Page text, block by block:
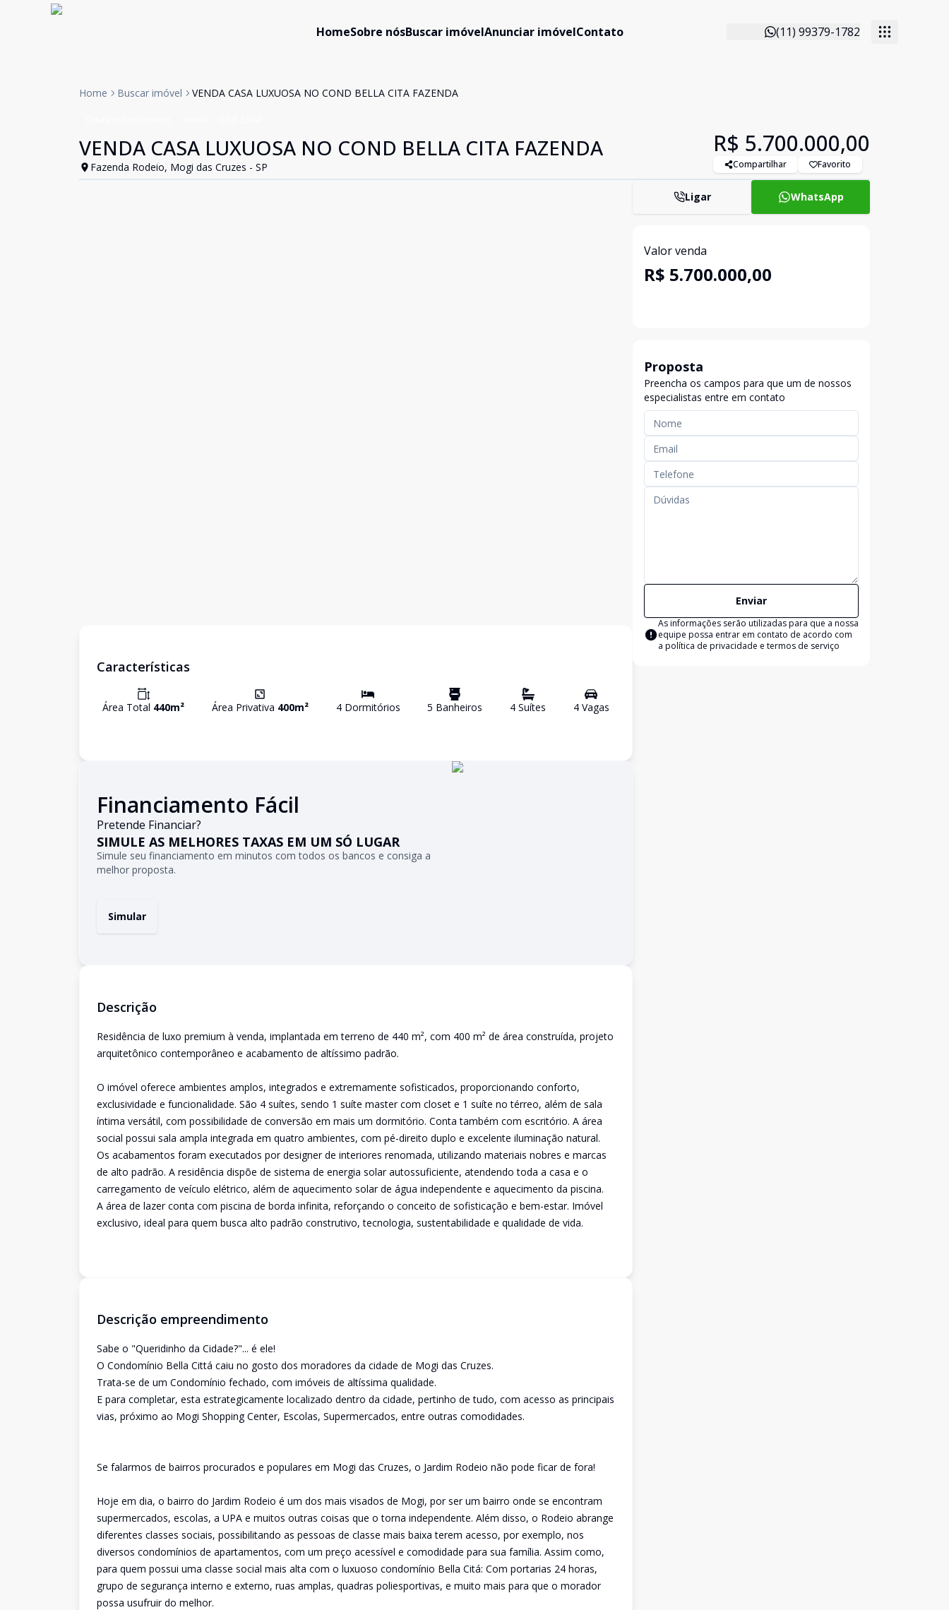
HomeSobre nósBuscar imóvelAnunciar imóvelContato (11) 99379-1782
Home Buscar imóvel VENDA CASA LUXUOSA NO COND BELLA CITA FAZENDA
VENDA CASA LUXUOSA NO COND BELLA CITA FAZENDA
Fazenda Rodeio, Mogi das Cruzes - SP
R$ 5.700.000,00
Compartilhar Favorito
Características
Área Total 440m² Área Privativa 400m² 4Dormitórios 5 Banheiros 4 Suítes 4Vagas
Financiamento Fácil
Pretende Financiar?
SIMULE AS MELHORES TAXAS EM UM SÓ LUGAR
Simule seu financiamento em minutos com todos os bancos e consiga a
melhor proposta.
Simular
Descrição
Residência de luxo premium à venda, implantada em terreno de 440 m², com 400 m² de área construída, projeto
arquitetônico contemporâneo e acabamento de altíssimo padrão.
O imóvel oferece ambientes amplos, integrados e extremamente sofisticados, proporcionando conforto,
exclusividade e funcionalidade. São 4 suítes, sendo 1 suíte master com closet e 1 suíte no térreo, além de sala
íntima versátil, com possibilidade de conversão em mais um dormitório. Conta também com escritório. A área
social possui sala ampla integrada em quatro ambientes, com pé-direito duplo e excelente iluminação natural.
Os acabamentos foram executados por designer de interiores renomada, utilizando materiais nobres e marcas
de alto padrão. A residência dispõe de sistema de energia solar autossuficiente, atendendo toda a casa e o
carregamento de veículo elétrico, além de aquecimento solar de água independente e aquecimento da piscina.
A área de lazer conta com piscina de borda infinita, reforçando o conceito de sofisticação e bem-estar. Imóvel
exclusivo, ideal para quem busca alto padrão construtivo, tecnologia, sustentabilidade e qualidade de vida.
Descrição empreendimento
Sabe o "Queridinho da Cidade?"... é ele!
O Condomínio Bella Cittá caiu no gosto dos moradores da cidade de Mogi das Cruzes.
Trata-se de um Condomínio fechado, com imóveis de altíssima qualidade.
E para completar, esta estrategicamente localizado dentro da cidade, pertinho de tudo, com acesso as principais
vias, próximo ao Mogi Shopping Center, Escolas, Supermercados, entre outras comodidades.
Se falarmos de bairros procurados e populares em Mogi das Cruzes, o Jardim Rodeio não pode ficar de fora!
Hoje em dia, o bairro do Jardim Rodeio é um dos mais visados de Mogi, por ser um bairro onde se encontram
supermercados, escolas, a UPA e muitos outras coisas que o torna independente. Além disso, o Rodeio abrange
diferentes classes sociais, possibilitando as pessoas de classe mais baixa terem acesso, por exemplo, nos
diversos condomínios de apartamentos, com um preço acessível e comodidade para sua família. Assim como,
para quem possui uma classe social mais alta com o luxuoso condomínio Bella Citá: Com portarias 24 horas,
grupo de segurança interno e externo, ruas amplas, quadras poliesportivas, e muito mais para que o morador
possa usufruir do melhor.
Ligar WhatsApp
Valor venda
R$ 5.700.000,00
Proposta
Preencha os campos para que um de nossos
especialistas entre em contato
Enviar
As informações serão utilizadas para que a nossa
equipe possa entrar em contato de acordo com
a política de privacidade e termos de serviço